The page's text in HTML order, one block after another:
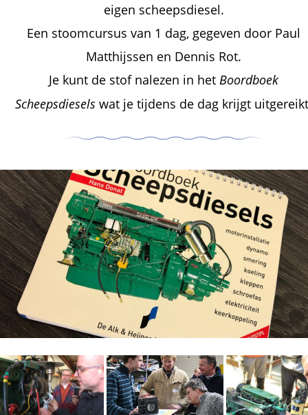
eigen scheepsdiesel.
Een stoomcursus van 1 dag, gegeven door Paul
Matthijssen en Dennis Rot.
Je kunt de stof nalezen in het Boordboek
Scheepsdiesels wat je tijdens de dag krijgt